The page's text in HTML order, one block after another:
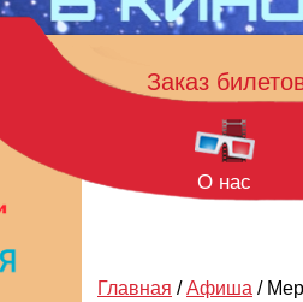
Заказ
О нас
Главная / Афиша /